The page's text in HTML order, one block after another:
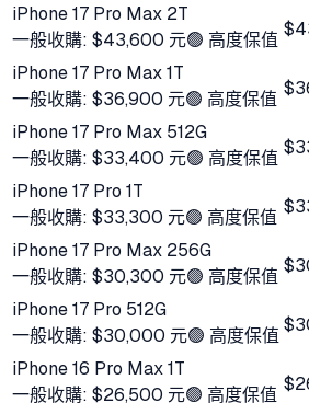
iPhone 17 Pro Max 2T
一般收購: $43,600 元🟢 高度保值
iPhone 17 Pro Max 1T
一般收購: $36,900 元🟢 高度保值
iPhone 17 Pro Max 512G
一般收購: $33,400 元🟢 高度保值
iPhone 17 Pro 1T
一般收購: $33,300 元🟢 高度保值
iPhone 17 Pro Max 256G
一般收購: $30,300 元🟢 高度保值
iPhone 17 Pro 512G
一般收購: $30,000 元🟢 高度保值
iPhone 16 Pro Max 1T
一般收購: $26,500 元🟢 高度保值